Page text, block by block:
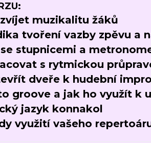
muzikalitu žáků
tvoření vazby zpěvu a
se stupnicemi a
s rytmickou
dveře k hudební
groove a jak ho využít k
jazyk konnakol
využití vašeho